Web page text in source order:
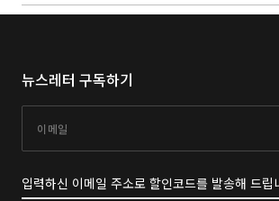
뉴스레터 구독하기
입력하신 이메일 주소로 할인코드를 발송해 드립